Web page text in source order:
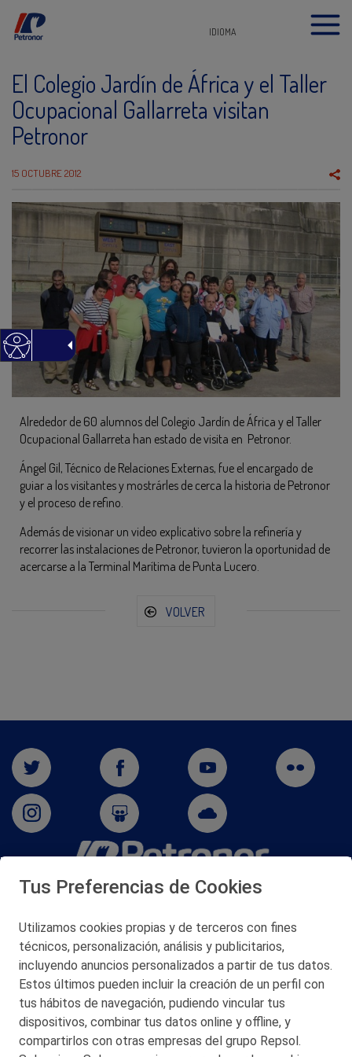
IDIOMA
El Colegio Jardín de África y el Taller
Ocupacional Gallarreta visitan
Petronor
15 OCTUBRE 2012
Alrededor de 60 alumnos del Colegio Jardín de África y el Taller
Ocupacional Gallarreta han estado de visita en Petronor.
Ángel Gil, Técnico de Relaciones Externas, fue el encargado de
guiar a los visitantes y mostrárles de cerca la historia de Petronor
y el proceso de refino.
Además de visionar un video explicativo sobre la refinería y
recorrer las instalaciones de Petronor, tuvieron la oportunidad de
acercarse a la Terminal Marítima de Punta Lucero.
VOLVER
San Martín 5-Edificio Muñatones,
© 2026 Petronor S.A.
CONTACTO
Tus Preferencias de Cookies
Utilizamos cookies propias y de terceros con fines
técnicos, personalización, análisis y publicitarios,
incluyendo anuncios personalizados a partir de tus datos.
Estos últimos pueden incluir la creación de un perfil con
tus hábitos de navegación, pudiendo vincular tus
dispositivos, combinar tus datos online y offline, y
compartirlos con otras empresas del grupo Repsol.